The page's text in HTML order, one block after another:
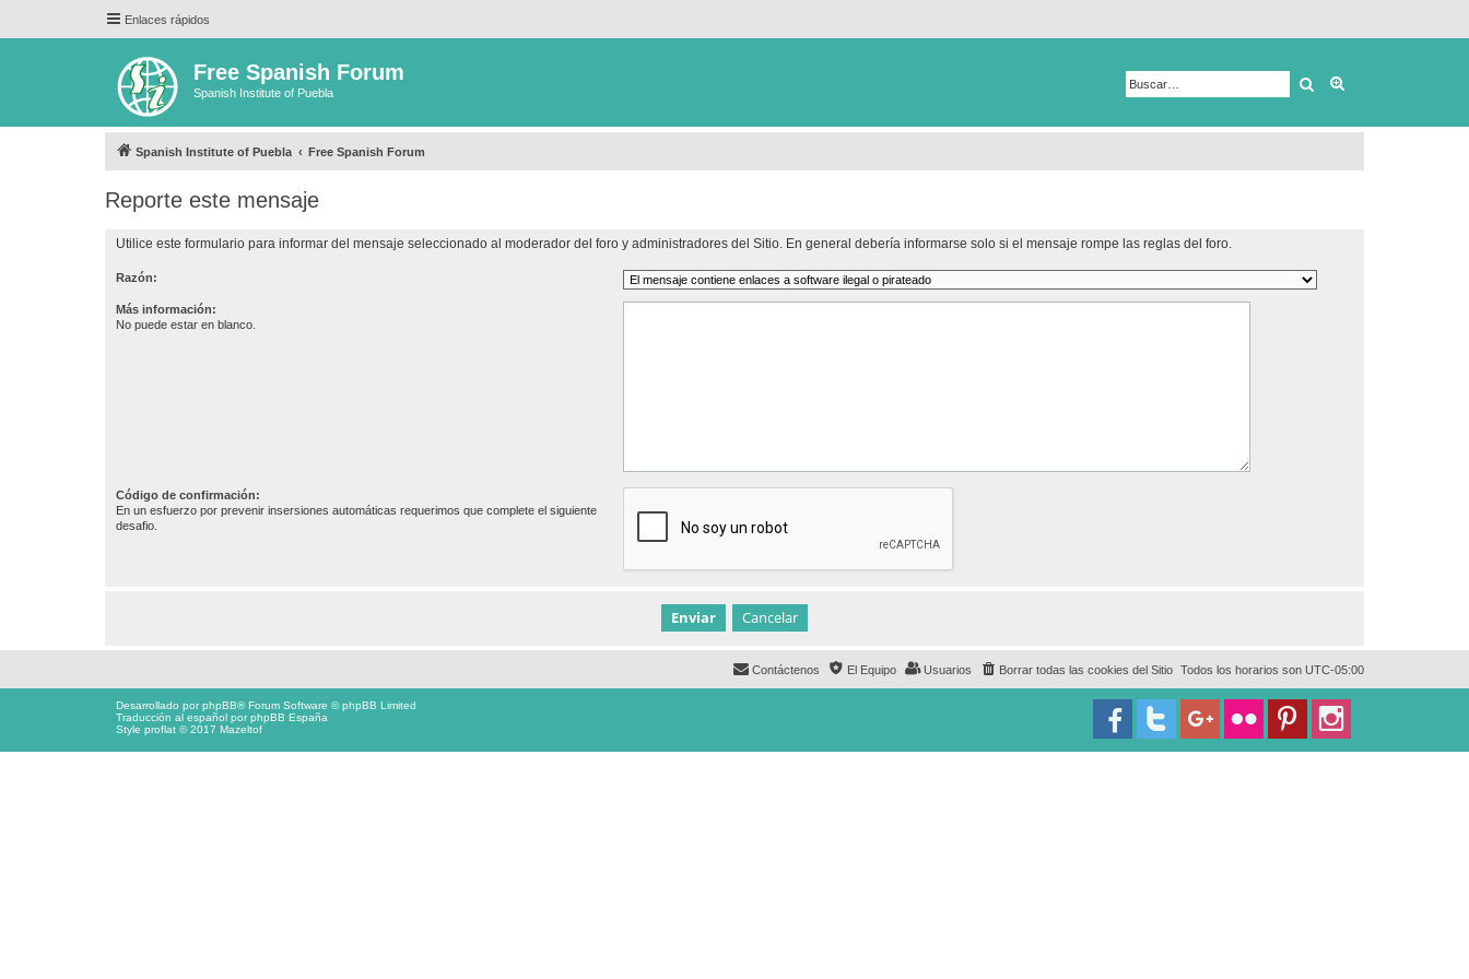
Enlaces rápidos
Free Spanish Forum
Spanish Institute of Puebla Buscar
Spanish Institute of Puebla Free Spanish Forum
Reporte este mensaje
Utilice este formulario para informar del mensaje seleccionado al moderador del foro y administradores del Sitio. En general debería informarse solo si el mensaje rompe las reglas del foro.
Razón:
Más información:
No puede estar en blanco.
Código de confirmación:
En un esfuerzo por prevenir insersiones automáticas requerimos que complete el siguiente
desafio.
Todos los horarios son UTC-05:00
Borrar todas las cookies del Sitio
Usuarios
El Equipo
Contáctenos
Desarrollado porphpBB® Forum Software © phpBB Limited
Traducción al español porphpBB España
Style proflat © 2017 Mazeltof